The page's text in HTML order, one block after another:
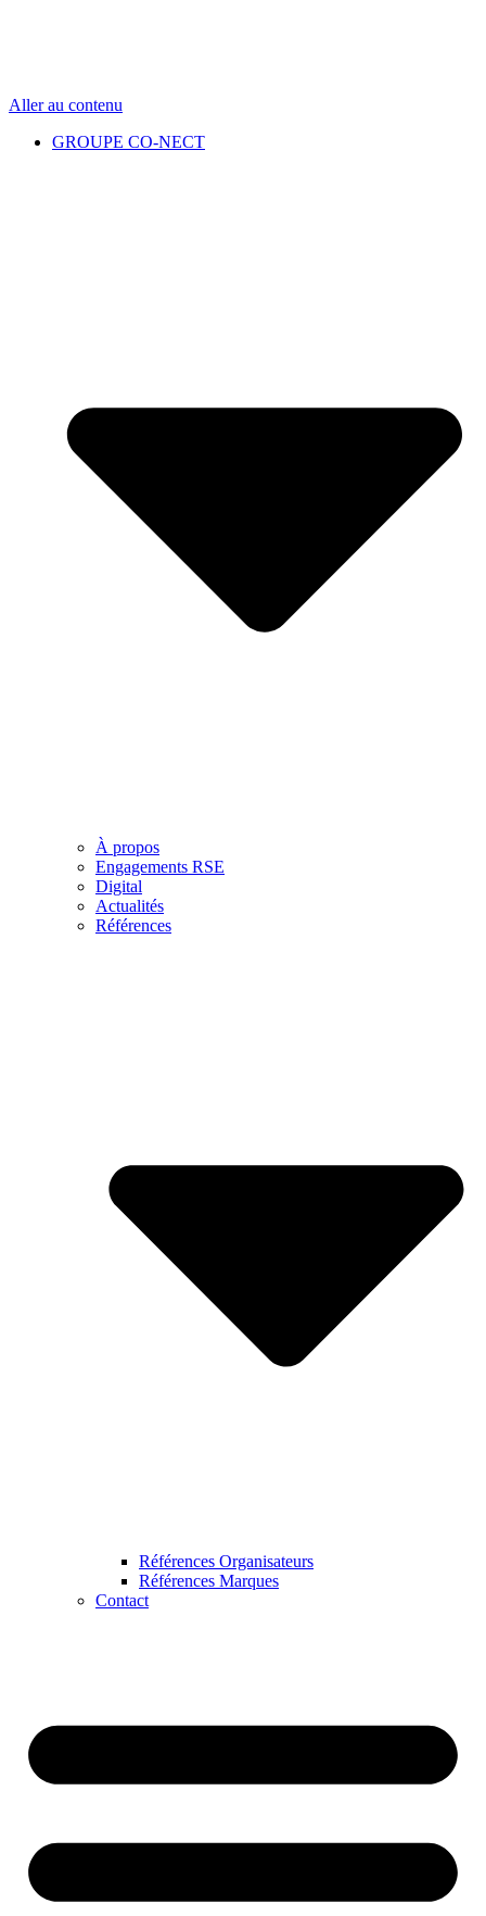
Aller au contenu
GROUPE CO-NECT
À propos
Engagements RSE
Digital
Actualités
Références
Références Organisateurs
Références Marques
Contact